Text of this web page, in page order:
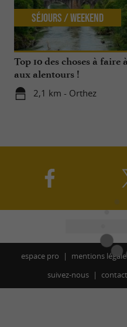
Top 10 des choses à faire
aux alentours !
2,1 km - Orthez
Séjours / Weekend
espace pro mentions légales
suivez-nous
contact